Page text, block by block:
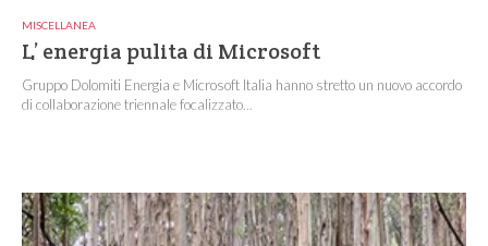
MISCELLANEA
L’ energia pulita di Microsoft
Gruppo Dolomiti Energia e Microsoft Italia hanno stretto un nuovo accordo
di collaborazione triennale focalizzato...